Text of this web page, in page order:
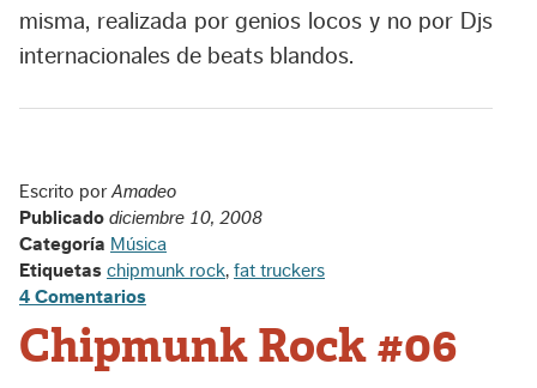
misma, realizada por genios locos y no por Djs
internacionales de beats blandos.
Escrito porAmadeo
Publicado diciembre 10, 2008
Categoría Música
Etiquetas chipmunk rock, fat truckers
4 Comentarios
Chipmunk Rock #06